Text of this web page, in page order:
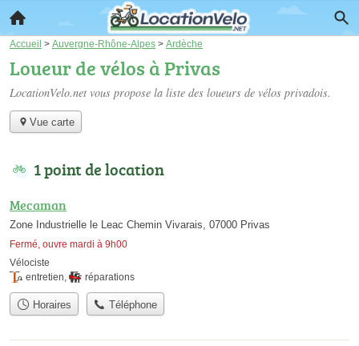
Accueil > Auvergne-Rhône-Alpes > Ardèche
Loueur de vélos à Privas
LocationVelo.net vous propose la liste des loueurs de vélos privadois.
Vue carte
1 point de location
Mecaman
Zone Industrielle le Leac Chemin Vivarais, 07000 Privas
Fermé, ouvre mardi à 9h00
Vélociste
entretien, réparations
Horaires Téléphone